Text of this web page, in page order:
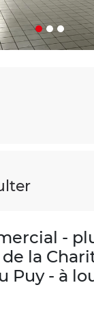
-
la
Puy - à